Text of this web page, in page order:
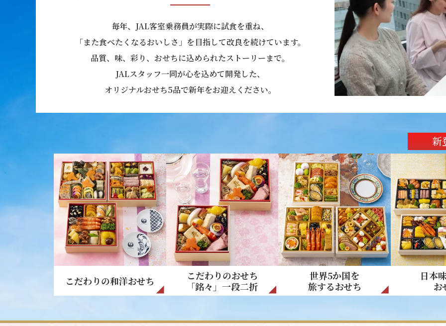
毎年、JAL客室乗務員が実際に試食を重ね、
「また食べたくなるおいしさ」を目指して改良を続けています。
品質、味、彩り、おせちに込められたストーリーまで。
JALスタッフ一同が心を込めて開発した、
オリジナルおせち5品で新年をお迎えください。
こだわりの和洋おせち
こだわりのおせち
「銘々」一段二折
世界5か国を
旅するおせち
新
日本
お